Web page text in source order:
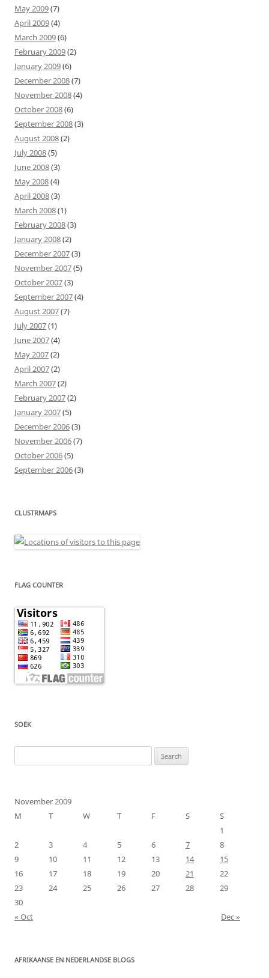
May 2009(7)
April 2009(4)
March 2009(6)
February 2009(2)
January 2009(6)
December 2008(7)
November 2008(4)
October 2008(6)
September 2008(3)
August 2008(2)
July 2008(5)
June 2008(3)
May 2008(4)
April 2008(3)
March 2008(1)
February 2008(3)
January 2008(2)
December 2007(3)
November 2007(5)
October 2007(3)
September 2007(4)
August 2007(7)
July 2007(1)
June 2007(4)
May 2007(2)
April 2007(2)
March 2007(2)
February 2007(2)
January 2007(5)
December 2006(3)
November 2006(7)
October 2006(5)
September 2006(3)
CLUSTRMAPS
FLAG COUNTER
SOEK
for:
November 2009
M
T W T F S
S
1
2
3 4 5 6 7
8
9
10 11 12 13 14
15
16
17 18 19 20 21
22
23
24 25 26 27 28
29
30
« Oct
Dec »
AFRIKAANSE EN NEDERLANDSE BLOGS